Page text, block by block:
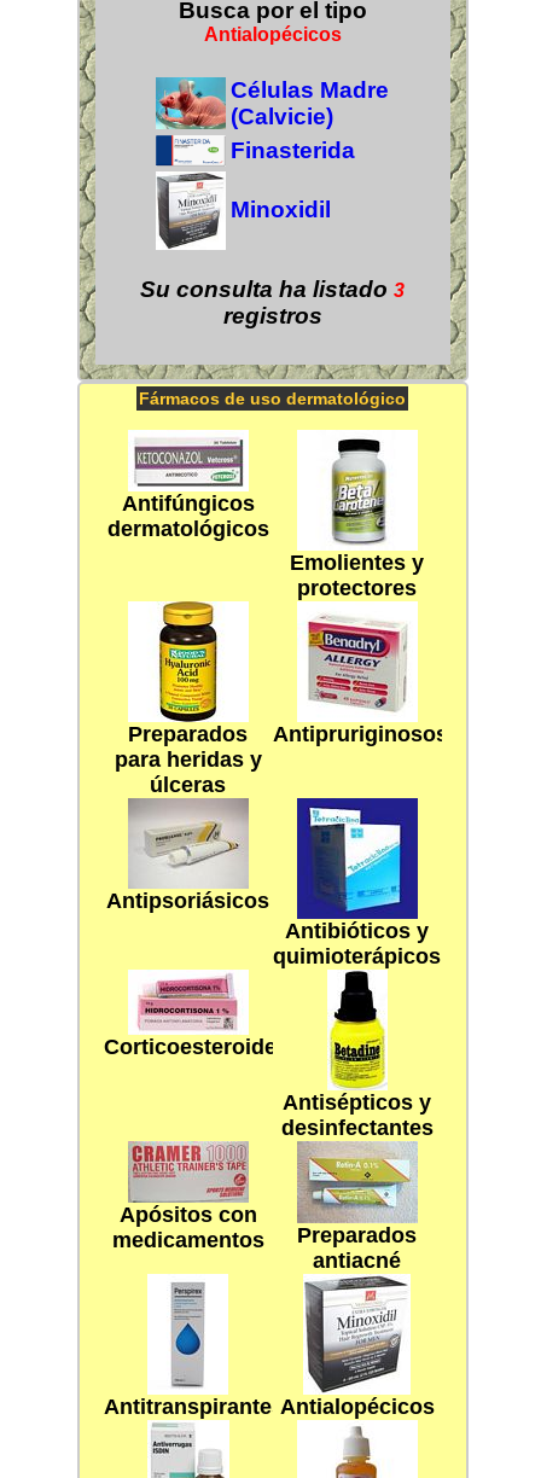
Busca por el tipo
Antialopécicos
Células Madre
(Calvicie)
Finasterida
Minoxidil
Su consulta ha listado3
registros
Fármacos de uso dermatológico
Antifúngicos
dermatológicos
Emolientes y
protectores
Preparados
para heridas y
úlceras
Antipruriginosos
Antipsoriásicos
Antibióticos y
quimioterápicos
Corticoesteroides
Antisépticos y
desinfectantes
Apósitos con
medicamentos
Preparados
antiacné
AntitranspirantesAntialopécicos